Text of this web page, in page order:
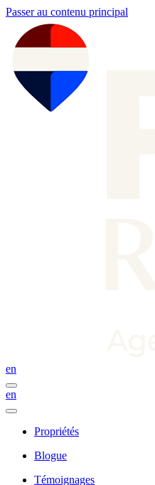
Passer au contenu principal
en
en
Propriétés
Blogue
Témoignages